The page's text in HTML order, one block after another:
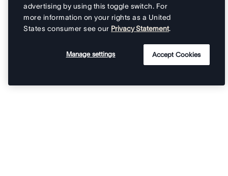
advertising by using this toggle switch. For
more information on your rights as a United
States consumer see our Privacy Statement.
Manage settings Accept Cookies